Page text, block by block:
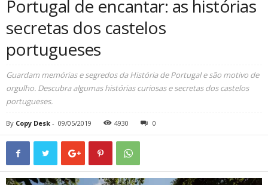
Portugal de encantar: as histórias
secretas dos castelos
portugueses
Guardam memórias e segredos da História de Portugal e são motivo de
orgulho. Descubra algumas histórias curiosas e secretas dos castelos
portugueses.
By Copy Desk - 09/05/2019 4930 0